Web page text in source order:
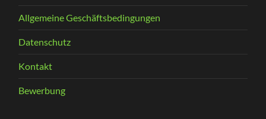
Allgemeine Geschäftsbedingungen
Datenschutz
Kontakt
Bewerbung